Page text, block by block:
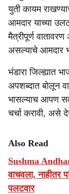
युती कायम
आमदार याच्या
मैत्रीपूर्ण
असल्याचे आमदार
भंडारा जिल्ह्यात
अपशब्दात बोलून
भासल्याच आपण
चर्चा करावी, असे
Also Read
Sushma
वाचवला, नाहीतर
पलटवार